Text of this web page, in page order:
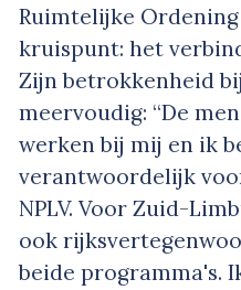
Ruimtelijke Ordening
kruispunt: het
Zijn betrokkenheid
meervoudig: “De
werken bij mij en ik
verantwoordelijk
NPLV. Voor Zuid-
ook
beide programma's.